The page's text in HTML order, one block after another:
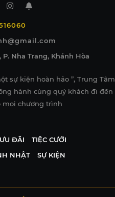
sự kiện hoàn hảo ”, Trung Tâm
hành cùng quý khách đi đến
mọi chương trình
ƯU ĐÃI
TIỆC CƯỚI
NHẬT
SỰ KIỆN
Nha Trang, Khánh Hòa